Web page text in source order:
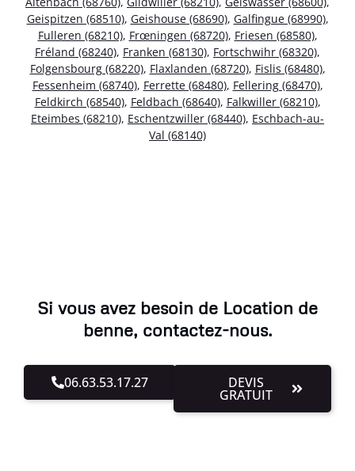
Geispitzen (68510), Geishouse (68690), Galfingue (68990),
Fulleren (68210), Frœningen (68720), Friesen (68580),
Fréland (68240), Franken (68130), Fortschwihr (68320),
Folgensbourg (68220), Flaxlanden (68720), Fislis (68480),
Fessenheim (68740), Ferrette (68480), Fellering (68470),
Feldkirch (68540), Feldbach (68640), Falkwiller (68210),
Eteimbes (68210), Eschentzwiller (68440), Eschbach-au-
Val (68140)
Si vous avez besoin de Location de
benne, contactez-nous.
06.63.53.17.27 DEVIS
GRATUIT